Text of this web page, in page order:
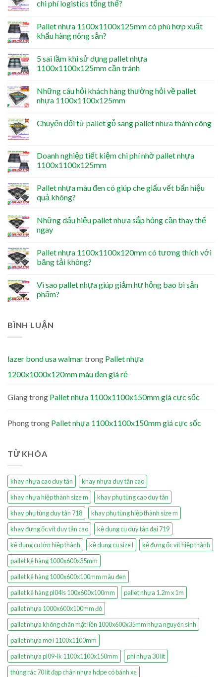
chi phí logistics tổng thể?
Pallet nhựa 1100x1100x125mm có phù hợp xuất
khẩu hàng nông sản?
5 sai lầm khi sử dụng pallet nhựa
1100x1100x125mm cần tránh
Những câu hỏi khách hàng thường hỏi về pallet
nhựa 1100x1100x125mm
Chuyển đổi từ pallet gỗ sang pallet nhựa thành công
Doanh nghiệp tiết kiệm chi phí nhờ pallet nhựa
1100x1100x125mm
Pallet nhựa màu đen có giúp che giấu vết bẩn hiệu
quả không?
Những dấu hiệu pallet nhựa sắp hỏng cần thay thế
ngay
Pallet nhựa 1100x1100x120mm có tương thích với
băng tải không?
Vì sao pallet nhựa giúp giảm hư hỏng bao bì sản
phẩm?
BÌNH LUẬN
lazer bond usa walmartrong Pallet nhựa
1200x1000x120mm màu đen giá rẻ
Giangtrong Pallet nhựa 1100x1100x150mm giá cực sốc
Phongtrong Pallet nhựa 1100x1100x150mm giá cực sốc
TỪ KHÓA
khay nhựa cao duy tân
khay nhựa duy tân cao
khay nhựa hiệp thành size m
khay phụ tùng cao duy tân
khay phụ tùng duy tân 718
khay phụ tùng hiệp thành size m
khay đựng ốc vít duy tân cao
kệ dụng cụ duy tân đại 719
kệ dụng cụ lớn hiệp thành
kệ dụng cụ size l
kệ đựng ốc vít hiệp thành
pallet kê hàng 1000x600x35mm
pallet kê hàng 1000x600x100mm màu đen
pallet kê hàng pl04ls 100x600x100mm
pallet nhựa 1.2m x 1m
pallet nhựa 1000x600x100mm đỏ
pallet nhựa không chân mặt liền 1000x600x35mm nhựa nguyên sinh
pallet nhựa mới 1100x1100mm
pallet nhựa pl09-lk 1100x1100x150mm
phi nhựa 30 lít
thùng rác 70 lít đạp chân nhựa hdpe có bánh xe